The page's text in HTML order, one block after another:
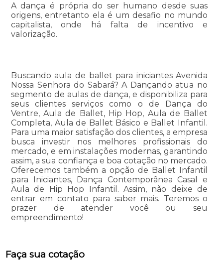
A dança é própria do ser humano desde suas
origens, entretanto ela é um desafio no mundo
capitalista, onde há falta de incentivo e
valorização.
Buscando aula de ballet para iniciantes Avenida
Nossa Senhora do Sabará? A Dançando atua no
segmento de aulas de dança, e disponibiliza para
seus clientes serviços como o de Dança do
Ventre, Aula de Ballet, Hip Hop, Aula de Ballet
Completa, Aula de Ballet Básico e Ballet Infantil.
Para uma maior satisfação dos clientes, a empresa
busca investir nos melhores profissionais do
mercado, e em instalações modernas, garantindo
assim, a sua confiança e boa cotação no mercado.
Oferecemos também a opção de Ballet Infantil
para Iniciantes, Dança Contemporânea Casal e
Aula de Hip Hop Infantil. Assim, não deixe de
entrar em contato para saber mais. Teremos o
prazer de atender você ou seu
empreendimento!
Faça sua cotação